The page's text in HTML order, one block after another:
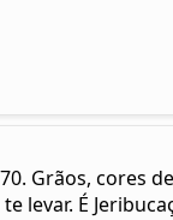
Grãos, cores
levar. É